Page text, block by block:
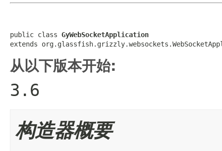
public class GyWebSocketApplication
extends
从以下版本开始:
3.6
构造器概要